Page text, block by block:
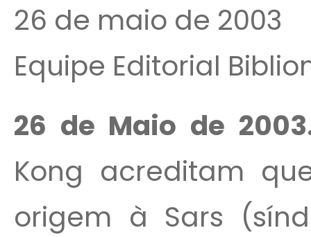
26 de maio de 2003
Equipe Editorial
26 de Maio de
Kong acreditam
origem à Sars